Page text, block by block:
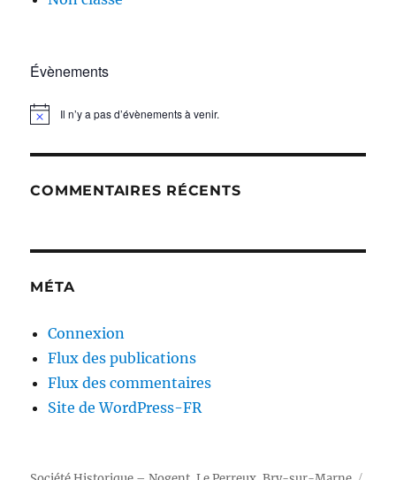
Évènements
N
e
Il n’y a pas d’évènements à venir.
COMMENTAIRES RÉCENTS
MÉTA
Connexion
Flux des publications
Flux des commentaires
Site de WordPress-FR